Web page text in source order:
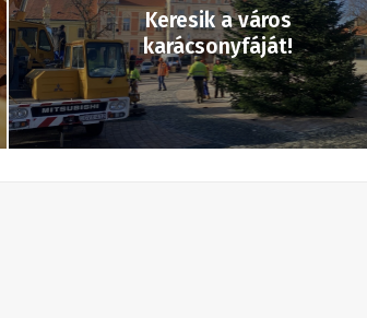
Keresik a város
karácsonyfáját!